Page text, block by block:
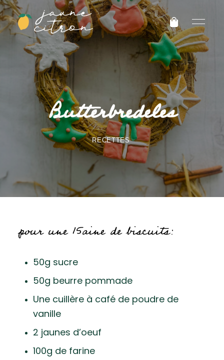
Butterbredeles
RECETTES
pour une 15aine de biscuits:
50g sucre
50g beurre pommade
Une cuillère à café de poudre de
vanille
2 jaunes d’oeuf
100g de farine